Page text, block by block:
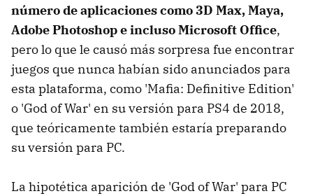
número de aplicaciones como 3D Max, Maya,
Adobe Photoshop e incluso Microsoft Office,
pero lo que le causó más sorpresa fue encontrar
juegos que nunca habían sido anunciados para
esta plataforma, como 'Mafia: Definitive Edition'
o 'God of War' en su versión para PS4 de 2018,
que teóricamente también estaría preparando
su versión para PC.
La hipotética aparición de 'God of War' para PC